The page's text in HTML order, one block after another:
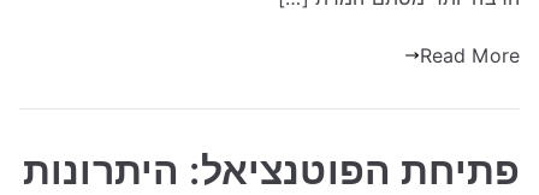
Read More
פתיחת הפוטנציאל: היתרונות